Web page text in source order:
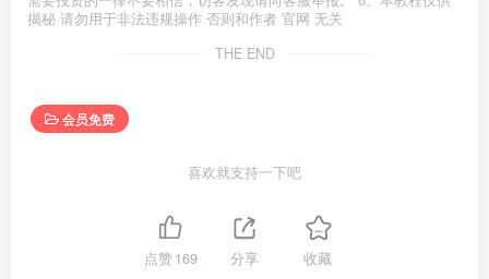
揭秘 请勿用于非法违规操作 否则和作者 官网 无关
THE END
会员免费
喜欢就支持一下吧
点赞169 分享 收藏